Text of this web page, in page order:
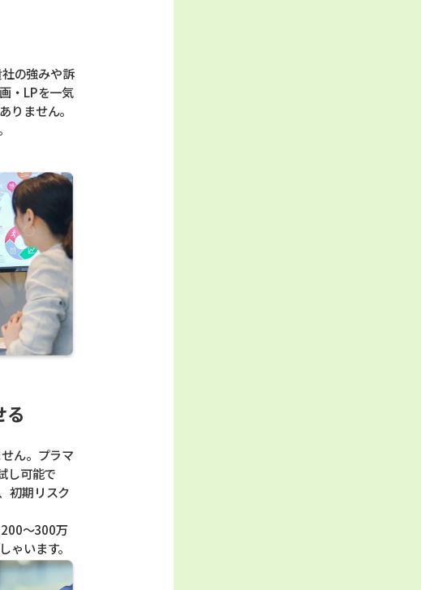
の強みや訴
・LPを一気
りません。
る
ん。プラマ
し可能で
初期リスク
〜300万
います。